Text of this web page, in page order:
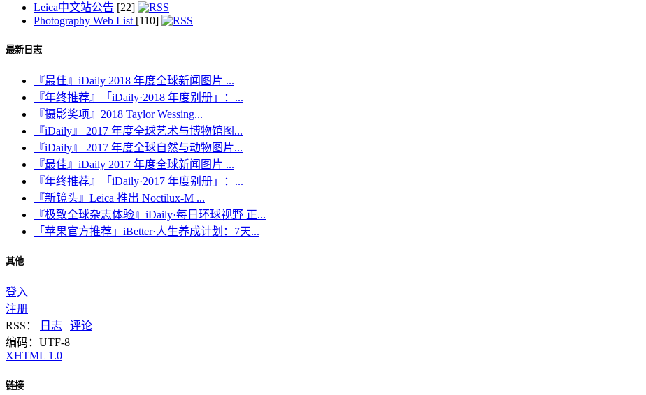
Leica中文站公告 [22]
Photography Web List [110]
最新日志
『最佳』iDaily 2018 年度全球新闻图片 ...
『年终推荐』「iDaily·2018 年度别册」：...
『摄影奖项』2018 Taylor Wessing...
『iDaily』 2017 年度全球艺术与博物馆图...
『iDaily』 2017 年度全球自然与动物图片...
『最佳』iDaily 2017 年度全球新闻图片 ...
『年终推荐』「iDaily·2017 年度别册」：...
『新镜头』Leica 推出 Noctilux-M ...
『极致全球杂志体验』iDaily·每日环球视野 正...
「苹果官方推荐」iBetter·人生养成计划：7天...
其他
登入
注册
RSS：
日志 | 评论
编码：UTF-8
XHTML 1.0
链接